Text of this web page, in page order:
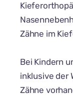
Zähne im
Bei Kindern
inklusive der
Zähne